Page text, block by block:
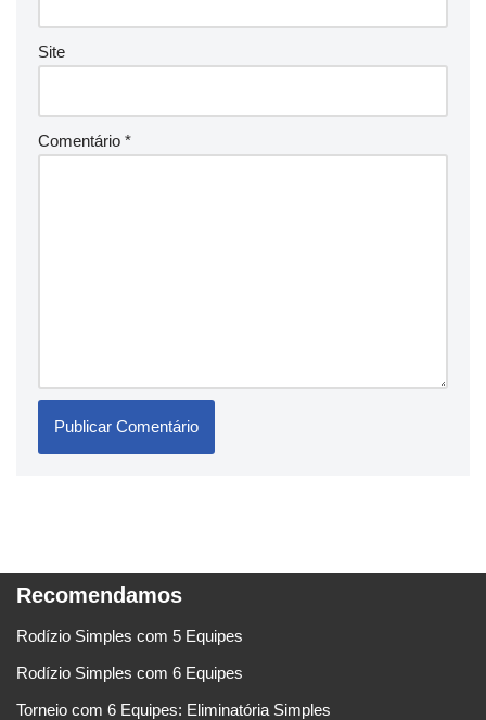
Site
Comentário *
Recomendamos
Rodízio Simples com 5 Equipes
Rodízio Simples com 6 Equipes
Torneio com 6 Equipes: Eliminatória Simples